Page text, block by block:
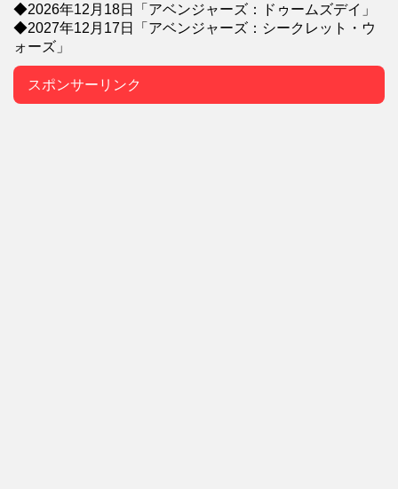
◆2026年12月18日「アベンジャーズ：ドゥームズデイ」
◆2027年12月17日「アベンジャーズ：シークレット・ウ
ォーズ」
スポンサーリンク